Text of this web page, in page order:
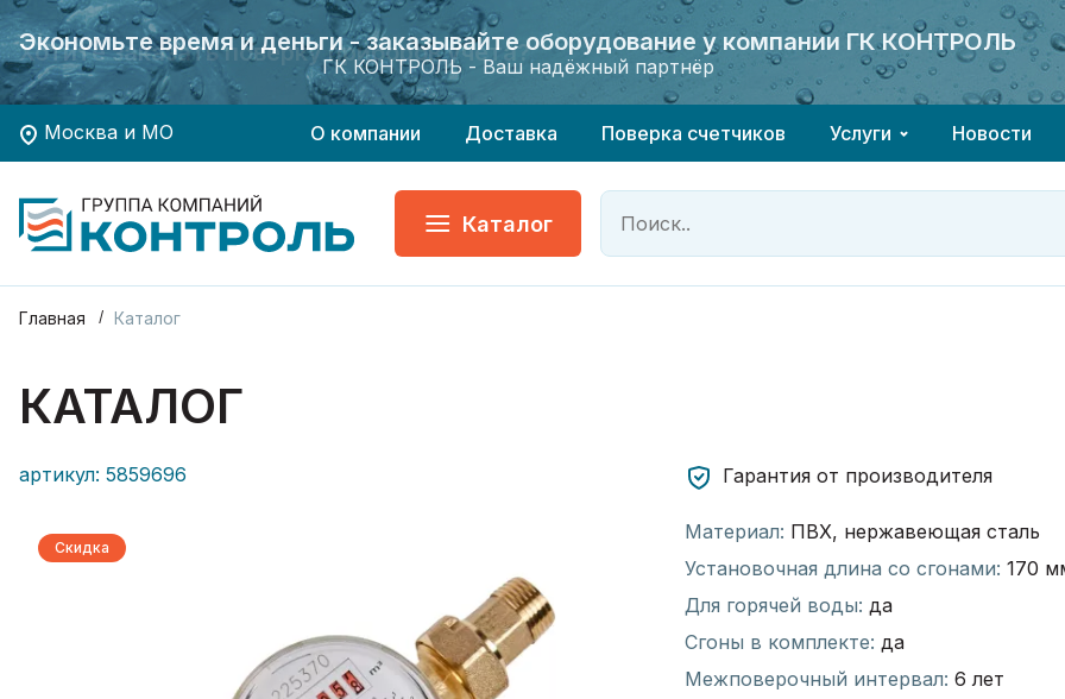
Экономьте время и деньги - заказывайте оборудование у компании ГК КОНТРОЛЬ
ГК КОНТРОЛЬ - Ваш надёжный партнёр
Хотите заказать поверку приборов учета?
Экономьте время и деньги - заказывайте оборудование у компании ГК КОНТРОЛЬ
ГК КОНТРОЛЬ - Ваш надёжный партнёр
Хотите заказать поверку приборов учета?
Москва и МО О компании Доставка Поверка счетчиков Услуги Новости
Каталог
Главная Каталог
КАТАЛОГ
артикул: 5859696
Скидка
Гарантия от производителя
Материал: ПВХ, нержавеющая сталь
Установочная длина со сгонами: 170
Для горячей воды: да
Сгоны в комплекте: да
Межповерочный интервал: 6 лет